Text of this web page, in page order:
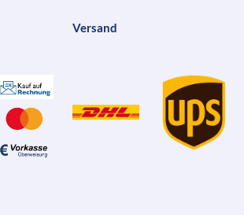
Versand